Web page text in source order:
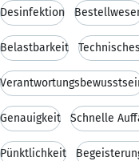
Desinfektion
Belastbarkeit
Genauigkeit Schnelle
Pünktlichkeit